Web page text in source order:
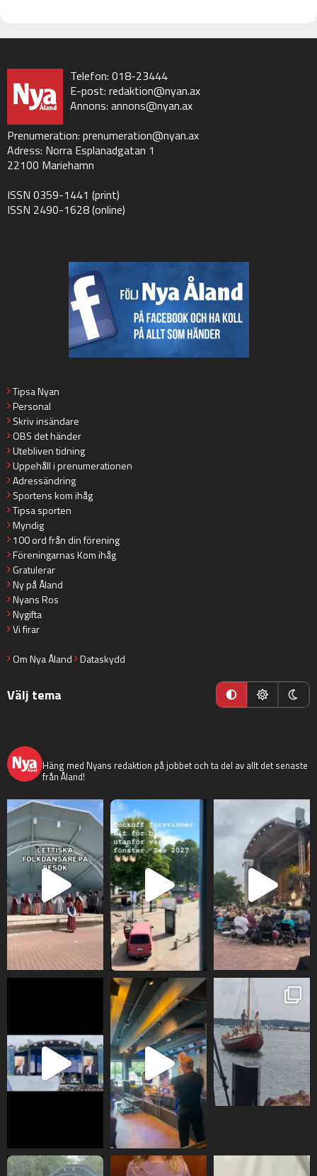
Telefon: 018-23444
E-post: redaktion@nyan.ax
Annons: annons@nyan.ax
Prenumeration: prenumeration@nyan.ax
Adress: Norra Esplanadgatan 1
22100 Mariehamn
ISSN 0359-1441 (print)
ISSN 2490-1628 (online)
Tipsa Nyan
Personal
Skriv insändare
OBS det händer
Utebliven tidning
Uppehåll i prenumerationen
Adressändring
Sportens kom ihåg
Tipsa sporten
Myndig
100 ord från din förening
Föreningarnas Kom ihåg
Gratulerar
Ny på Åland
Nyans Ros
Nygifta
Vi firar
Om Nya Åland Dataskydd
Välj tema
Häng med Nyans redaktion på jobbet och ta del av allt det senaste
från Åland!